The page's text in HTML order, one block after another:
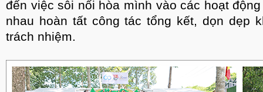
đến việc sôi nổi hòa mình vào các hoạt
nhau hoàn tất công tác tổng kết, dọn dẹp
trách nhiệm.